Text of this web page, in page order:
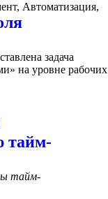
Автоматизация,
задача
на уровне рабочих
тайм-
тайм-